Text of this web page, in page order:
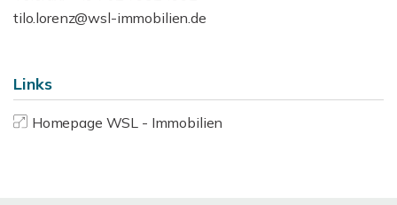
tilo.lorenz@wsl-immobilien.de
Links
Homepage WSL - Immobilien